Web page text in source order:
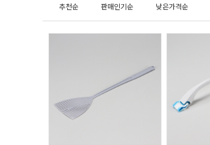
추천순 판매인기순 낮은가격순